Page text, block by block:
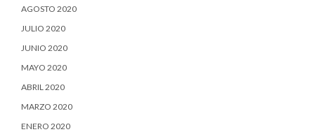
AGOSTO 2020
JULIO 2020
JUNIO 2020
MAYO 2020
ABRIL 2020
MARZO 2020
ENERO 2020